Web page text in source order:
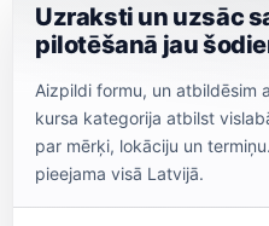
Uzraksti un uzsāc
pilotēšanā jau
Aizpildi formu, un atbildēsim
kursa kategorija atbilst
par mērķi, lokāciju un
pieejama visā Latvijā.